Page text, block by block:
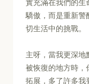
實充滿在我們的生
驕傲，而是重新警
切生活中的挑戰。
主呀，當我更深
被恢復的地方時，
拓展，多了許多我